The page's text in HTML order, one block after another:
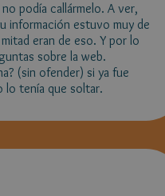
podía callármelo. A ver,
información estuvo muy de
eran de eso. Y por lo
sobre la web.
(sin ofender) si ya fue
lo tenía que soltar.